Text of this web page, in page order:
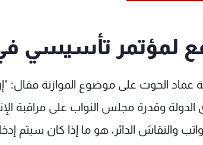
لمؤتمر تأسيسي في
عماد الحوت على موضوع الموازنة فقال:
وقدرة مجلس النواب على مراقبة
والنقاش الدائر، هو ما إذا كان سيتم